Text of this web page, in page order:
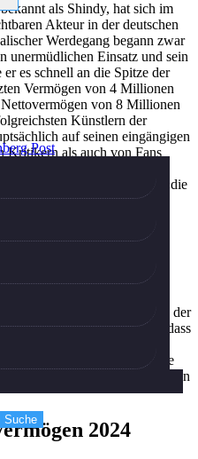
als Shindy, hat sich im
Akteur in der deutschen
Werdegang begann zwar
unermüdlichen Einsatz und sein
es schnell an die Spitze der
Vermögen von 4 Millionen
von 8 Millionen
Künstlern der
auf seinen eingängigen
Kritikern als auch von Fans
mit namhaften
haben seinem Einfluss auf die
und seine Reichweite
nicht nur zu größerer
finanzielle Vorteile, die sein
lyrischen Fähigkeiten und
die Grenzen des deutschen
gegründet. Diese
hilft ihm, sich in der
In einer Branche, in der
geraten, beweist Shindy, dass
finanziellem Erfolg führen
Beispiel dafür, wie
zu erheblichem Reichtum führen
2024